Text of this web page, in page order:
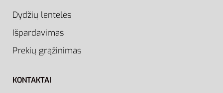
Dydžių lentelės
Išpardavimas
Prekių grąžinimas
KONTAKTAI